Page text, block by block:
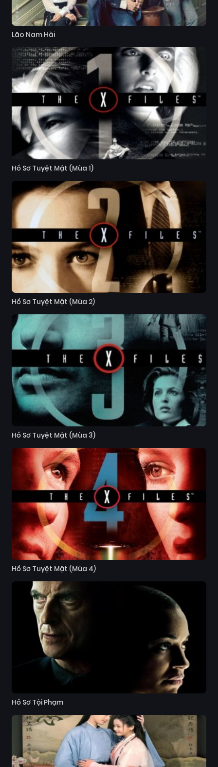
Lão Nam Hài
Hồ Sơ Tuyệt Mật (Mùa 1)
Hồ Sơ Tuyệt Mật (Mùa 2)
Hồ Sơ Tuyệt Mật (Mùa 3)
Hồ Sơ Tuyệt Mật (Mùa 4)
Hồ Sơ Tội Phạm